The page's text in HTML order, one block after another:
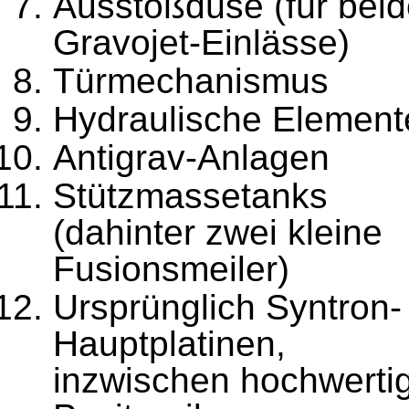
Gravojet-Einlässe)
Türmechanismus
Hydraulische
Antigrav-Anlagen
Stützmassetanks
(dahinter zwei kleine
Fusionsmeiler)
Ursprünglich Syntron-
Hauptplatinen,
inzwischen